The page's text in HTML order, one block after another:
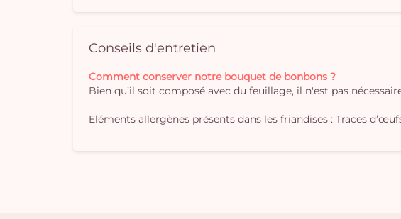
Conseils d'entretien
Comment conserver notre bouquet de bonbons ?
Bien qu’il soit composé avec du feuillage, il n'est pas
Eléments allergènes présents dans les friandises : Traces